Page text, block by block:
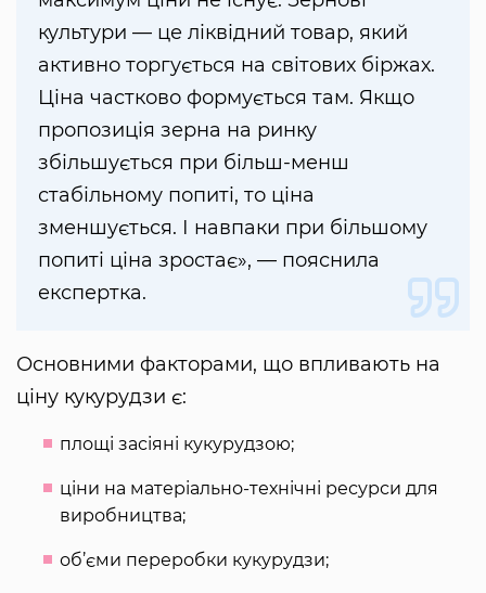
культури — це ліквідний товар, який
активно торгується на світових біржах.
Ціна частково формується там. Якщо
пропозиція зерна на ринку
збільшується при більш-менш
стабільному попиті, то ціна
зменшується. І навпаки при більшому
попиті ціна зростає», — пояснила
експертка.
Основними факторами, що впливають на
ціну кукурудзи є:
площі засіяні кукурудзою;
ціни на матеріально-технічні ресурси для
виробництва;
об’єми переробки кукурудзи;